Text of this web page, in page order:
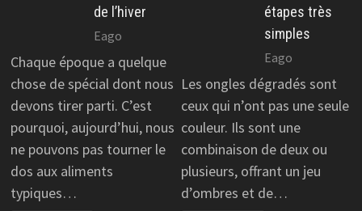
de l’hiver
Eago
Chaque époque a quelque
chose de spécial dont nous
devons tirer parti. C’est
pourquoi, aujourd’hui, nous
ne pouvons pas tourner le
dos aux aliments
typiques…
étapes très
simples
Eago
Les ongles dégradés sont
ceux qui n’ont pas une seule
couleur. Ils sont une
combinaison de deux ou
plusieurs, offrant un jeu
d’ombres et de…